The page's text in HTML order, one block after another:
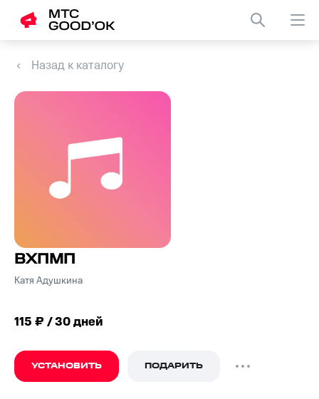
Назад к каталогу
ВХПМП
Катя Адушкина
115 ₽ / 30 дней
УСТАНОВИТЬ ПОДАРИТЬ